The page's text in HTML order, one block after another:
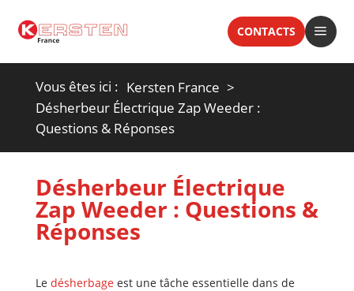
CONTACTS a
Vous êtes ici : Kersten France
Désherbeur Électrique Zap Weeder :
Questions & Réponses
Désherbeur Électrique
Zap Weeder : Questions &
Réponses
Le désherbageest une tâche essentielle dans de